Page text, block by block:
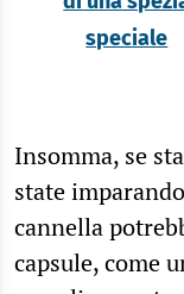
speciale
Insomma, se
state
cannella
capsule, come